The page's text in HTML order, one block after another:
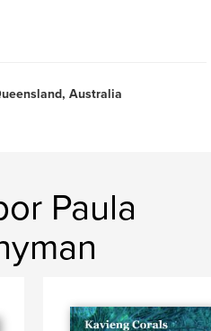
Australia
Paula